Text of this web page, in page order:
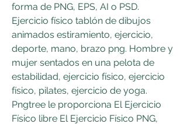
forma de PNG, EPS, AI o PSD.
Ejercicio físico tablón de dibujos
animados estiramiento, ejercicio,
deporte, mano, brazo png. Hombre y
mujer sentados en una pelota de
estabilidad, ejercicio físico, ejercicio
físico, pilates, ejercicio de yoga.
Pngtree le proporciona El Ejercicio
Físico libre El Ejercicio Físico PNG,